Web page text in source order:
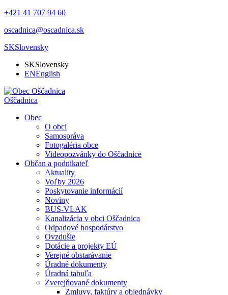
+421 41 707 94 60
oscadnica@oscadnica.sk
SKSlovensky
SKSlovensky
ENEnglish
Oščadnica
Obec
O obci
Samospráva
Fotogaléria obce
Videopozvánky do Oščadnice
Občan a podnikateľ
Aktuality
Voľby 2026
Poskytovanie informácií
Noviny
BUS-VLAK
Kanalizácia v obci Oščadnica
Odpadové hospodárstvo
Ovzdušie
Dotácie a projekty EÚ
Verejné obstarávanie
Úradné dokumenty
Úradná tabuľa
Zverejňované dokumenty
Zmluvy, faktúry a objednávky